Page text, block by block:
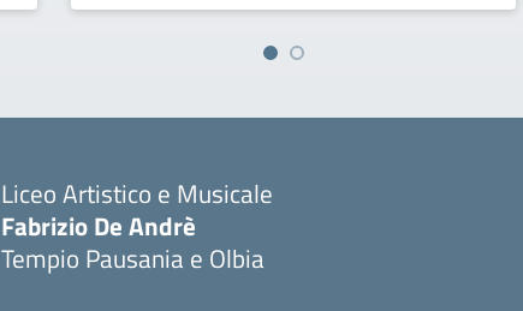
Liceo Artistico e Musicale
Fabrizio De Andrè
Tempio Pausania e Olbia